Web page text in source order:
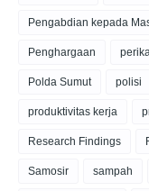
Pengabdian kepada
Penghargaan
Polda Sumut polisi
produktivitas kerja
Research Findings
Samosir sampah